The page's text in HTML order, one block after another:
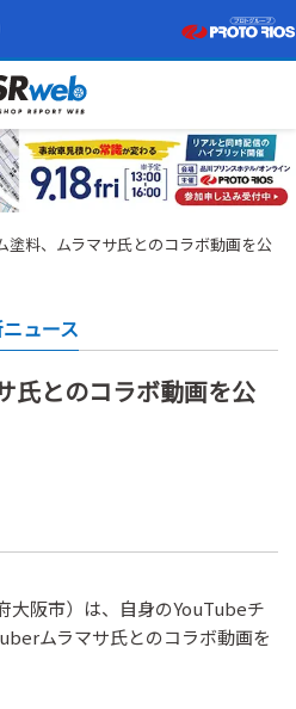
塗料、ムラマサ氏とのコラボ動画を公
ュース
氏とのコラボ動画を公
阪市）は、自身のYouTubeチ
ムラマサ氏とのコラボ動画を